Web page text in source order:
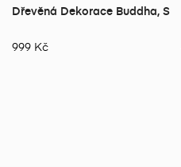
Dřevěná Dekorace Buddha, S
999 Kč